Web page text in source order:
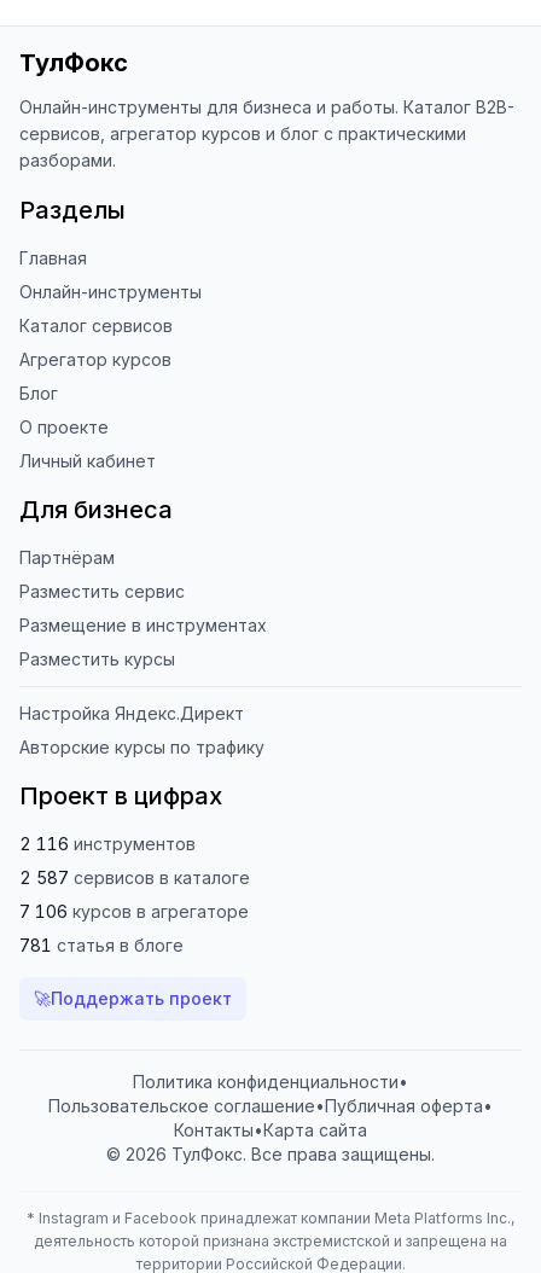
ТулФокс
Онлайн-инструменты для бизнеса и работы. Каталог B2B-
сервисов, агрегатор курсов и блог с практическими
разборами.
Разделы
Главная
Онлайн-инструменты
Каталог сервисов
Агрегатор курсов
Блог
О проекте
Личный кабинет
Для бизнеса
Партнёрам
Разместить сервис
Размещение в инструментах
Разместить курсы
Настройка Яндекс.Директ
Авторские курсы по трафику
Проект в цифрах
2 116 инструментов
2 587 сервисов в каталоге
7 106 курсов в агрегаторе
781 статья в блоге
🚀Поддержать проект
Политика конфиденциальности•
Пользовательское соглашение•Публичная оферта•
Контакты•Карта сайта
© 2026 ТулФокс. Все права защищены.
* Instagram и Facebook принадлежат компании Meta Platforms Inc.,
деятельность которой признана экстремистской и запрещена на
территории Российской Федерации.